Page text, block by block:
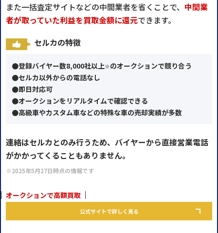
また一括査定サイトなどの中間業者を省くことで、 中間業
者が取っていた利益を買取⾦額に還元できます。
セルカの特徴
●登録バイヤー数8,000社以上※ のオークションで競り合う
●セルカ以外からの電話なし
●即日対応可
●オークションをリアルタイムで確認できる
●高級車やカスタム車などの特殊な車の売却実績が多数
連絡はセルカとのみ行うため、バイヤーから直接営業電話
がかかってくることもありません。
※2025年5月27日時点の情報です
オークションで高額買取
公式サイトで詳しく見る